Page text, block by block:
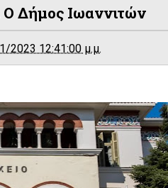
Δήμος Ιωαννιτών
2023 12:41:00 μ.μ.